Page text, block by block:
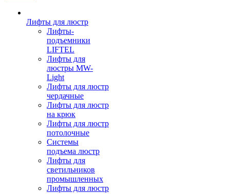
Лифты для люстр
Лифты-
подъемники
LIFTEL
Лифты для
люстры MW-
Light
Лифты для люстр
чердачные
Лифты для люстр
на крюк
Лифты для люстр
потолочные
Системы
подъема люстр
Лифты для
светильников
промышленных
Лифты для люстр